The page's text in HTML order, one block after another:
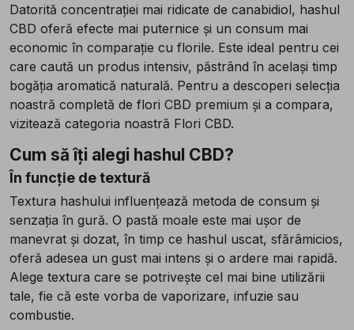
Datorită concentrației mai ridicate de canabidiol, hashul
CBD oferă efecte mai puternice și un consum mai
economic în comparație cu florile. Este ideal pentru cei
care caută un produs intensiv, păstrând în același timp
bogăția aromatică naturală. Pentru a descoperi selecția
noastră completă de flori CBD premium și a compara,
vizitează categoria noastră Flori CBD.
Cum să îți alegi hashul CBD?
În funcție de textură
Textura hashului influențează metoda de consum și
senzația în gură. O pastă moale este mai ușor de
manevrat și dozat, în timp ce hashul uscat, sfărâmicios,
oferă adesea un gust mai intens și o ardere mai rapidă.
Alege textura care se potrivește cel mai bine utilizării
tale, fie că este vorba de vaporizare, infuzie sau
combustie.